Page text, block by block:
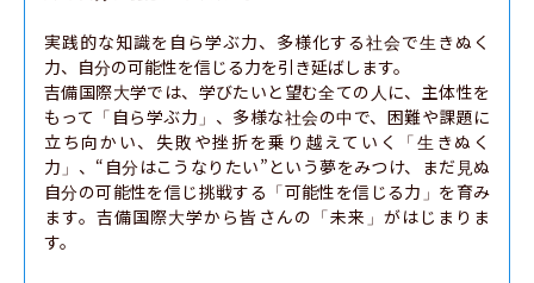
実践的な知識を自ら学ぶ力、多様化する社会で生きぬく
力、自分の可能性を信じる力を引き延ばします。
吉備国際大学では、学びたいと望む全ての人に、主体性を
もって「自ら学ぶ力」、多様な社会の中で、困難や課題に
立ち向かい、失敗や挫折を乗り越えていく「生きぬく
力」、“自分はこうなりたい”という夢をみつけ、まだ見ぬ
自分の可能性を信じ挑戦する「可能性を信じる力」を育み
ます。吉備国際大学から皆さんの「未来」がはじまりま
す。